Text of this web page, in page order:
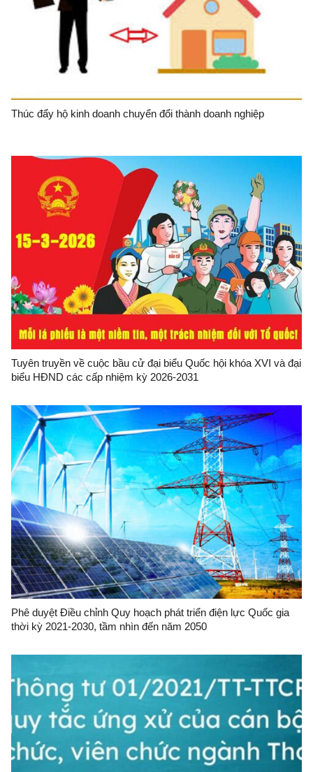
Thúc đẩy hộ kinh doanh chuyển đổi thành doanh nghiệp
Tuyên truyền về cuộc bầu cử đại biểu Quốc hội khóa XVI và đại
biểu HĐND các cấp nhiệm kỳ 2026-2031
Phê duyệt Điều chỉnh Quy hoạch phát triển điện lực Quốc gia
thời kỳ 2021-2030, tầm nhìn đến năm 2050